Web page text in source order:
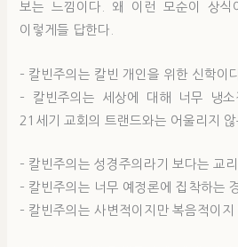
보는 느낌이다. 왜 이런 모순이 상식
이렇게들 답한다.
– 칼빈주의는 칼빈 개인을 위한 신학이
– 칼빈주의는 세상에 대해 너무 냉소
21세기 교회의 트랜드와는 어울리지 않
– 칼빈주의는 성경주의라기 보다는 교리
– 칼빈주의는 너무 예정론에 집착하는
– 칼빈주의는 사변적이지만 복음적이지